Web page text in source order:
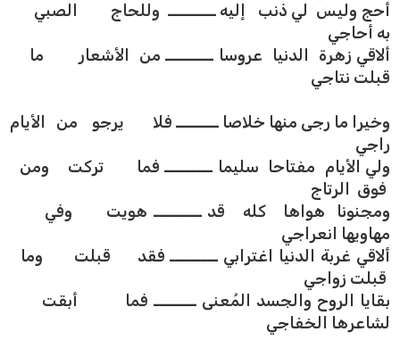
أحج وليس لي ذنب إليه ـــــــــ وللحاج الصبي
به أحاجي
ألاقي زهرة الدنيا عروسا ـــــــــ من الأشعار ما
قبلت نتاجي
وخيرا ما رجى منها خلاصا ــــــــ فلا يرجو من الأيام
راجي
ولي الأيام مفتاحا سليما ـــــــــ فما تركت ومن
فوق الرتاج
ومجنونا هواها كله قد ـــــــــ هويت وفي
مهاويها انعراجي
ألاقي غربة الدنيا اغترابي ـــــــــ فقد قبلت وما
قبلت زواجي
بقايا الروح والجسد المُعنى ــــــــ فما أبقت
لشاعرها الخفاجي